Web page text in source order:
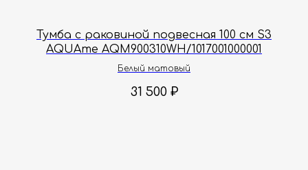
Тумба с раковиной подвесная 100 см S3
AQUAme AQM900310WH/1017001000001
Белый матовый
31 500 ₽
Онлайн-магазин работает 24/7.
Политика конфиденциальности